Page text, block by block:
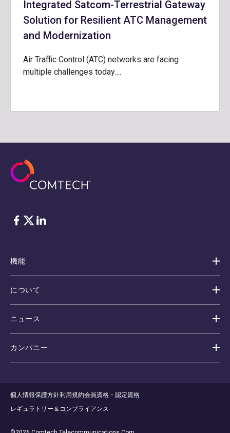
Integrated Satcom-Terrestrial Gateway
Solution for Resilient ATC Management
and Modernization
Air Traffic Control (ATC) networks are facing
multiple challenges today….
フェイスブック Twitter
リンクトイン
機能
について
ニュース
カンパニー
個人情報保護方針利用規約会員資格・認定資格
レギュラトリー＆コンプライアンス